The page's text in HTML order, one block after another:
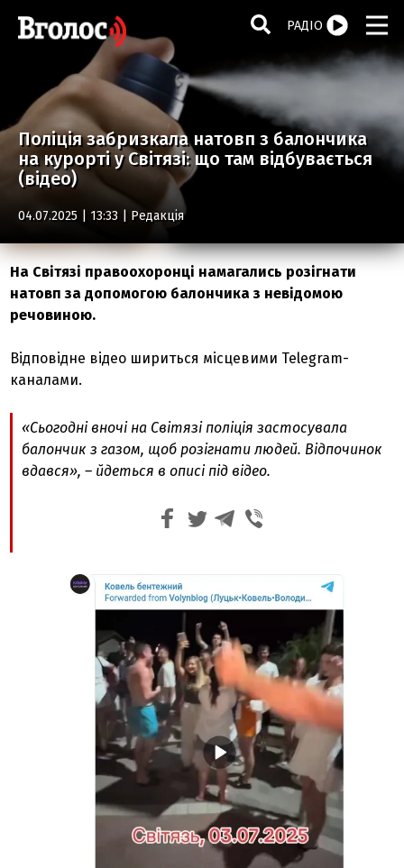
РАДІО
Поліція забризкала натовп з балончика
на курорті у Світязі: що там відбувається
(відео)
04.07.2025 | 13:33 | Редакція
На Світязі правоохоронці намагались розігнати
натовп за допомогою балончика з невідомою
речовиною.
Відповідне відео шириться місцевими Telegram-
каналами.
«Сьогодні вночі на Світязі поліція застосувала
балончик з газом, щоб розігнати людей. Відпочинок
вдався», – йдеться в описі під відео.